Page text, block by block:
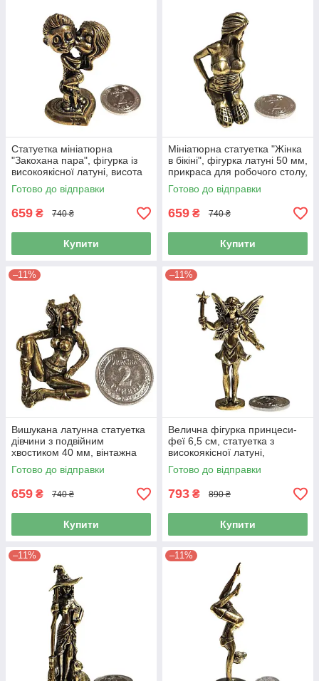
Статуетка мініатюрна
"Закохана пара", фігурка із
високоякісної латуні, висота
53 мм
Готово до відправки
659 ₴ 740 ₴
Купити
Мініатюрна статуетка "Жінка
в бікіні", фігурка латуні 50 мм,
прикраса для робочого столу,
декор для дому
Готово до відправки
659 ₴ 740 ₴
Купити
–11%
Вишукана латунна статуетка
дівчини з подвійним
хвостиком 40 мм, вінтажна
міні-фігурка для декору
Готово до відправки
659 ₴ 740 ₴
Купити
–11%
Велична фігурка принцеси-
феї 6,5 см, статуетка з
високоякісної латуні,
прикраса в ретро-стилі,
декор
Готово до відправки
793 ₴ 890 ₴
Купити
–11% –11%